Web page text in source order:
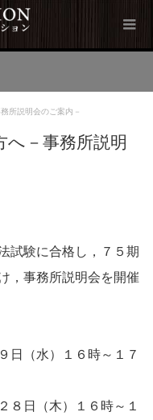
所説明会のご案内－
へ－事務所説明
試験に合格し，７５期
，事務所説明会を開催
（水）１６時～１７
日（木）１６時～１